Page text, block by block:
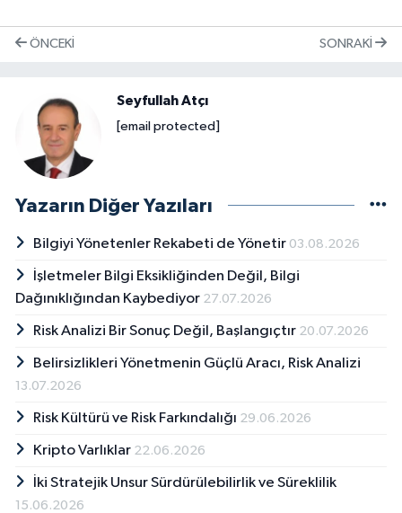
ÖNCEKI SONRAKI
Seyfullah Atçı
[email protected]
Yazarın Diğer Yazıları
Bilgiyi Yönetenler Rekabeti de Yönetir 03.08.2026
İşletmeler Bilgi Eksikliğinden Değil, Bilgi
Dağınıklığından Kaybediyor 27.07.2026
Risk Analizi Bir Sonuç Değil, Başlangıçtır 20.07.2026
Belirsizlikleri Yönetmenin Güçlü Aracı, Risk Analizi
13.07.2026
Risk Kültürü ve Risk Farkındalığı 29.06.2026
Kripto Varlıklar 22.06.2026
İki Stratejik Unsur Sürdürülebilirlik ve Süreklilik
15.06.2026